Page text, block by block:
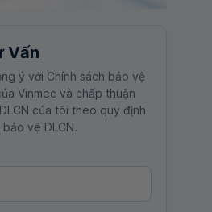
Vấn
ý với Chính sách bảo vệ
Vinmec và chấp thuận
của tôi theo quy định
vệ DLCN.